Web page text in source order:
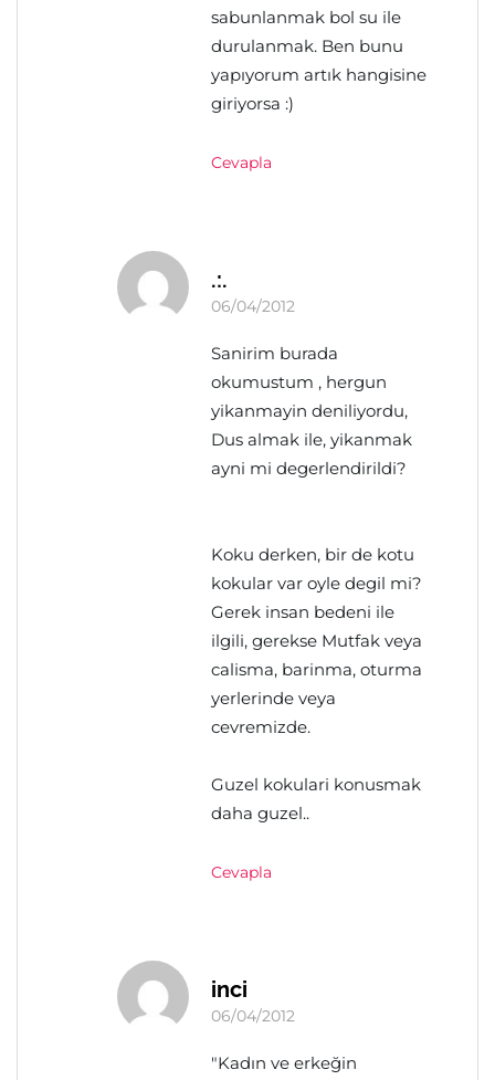
sabunlanmak bol su ile
durulanmak. Ben bunu
yapıyorum artık hangisine
giriyorsa :)
Cevapla
.:.
06/04/2012
Sanirim burada
okumustum , hergun
yikanmayin deniliyordu,
Dus almak ile, yikanmak
ayni mi degerlendirildi?
Koku derken, bir de kotu
kokular var oyle degil mi?
Gerek insan bedeni ile
ilgili, gerekse Mutfak veya
calisma, barinma, oturma
yerlerinde veya
cevremizde.
Guzel kokulari konusmak
daha guzel..
Cevapla
inci
06/04/2012
"Kadın ve erkeğin